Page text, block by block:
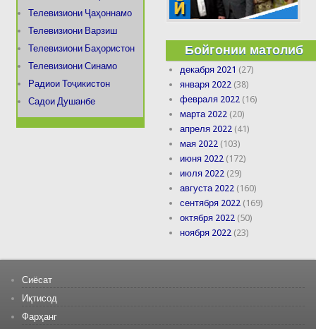
Телевизиони Ҷаҳоннамо
Телевизиони Варзиш
Телевизиони Баҳористон
Телевизиони Синамо
Радиои Тоҷикистон
Садои Душанбе
Бойгонии матолиб
декабря 2021 (27)
января 2022 (38)
февраля 2022 (16)
марта 2022 (20)
апреля 2022 (41)
мая 2022 (103)
июня 2022 (172)
июля 2022 (29)
августа 2022 (160)
сентября 2022 (169)
октября 2022 (50)
ноября 2022 (23)
Сиёсат
Иқтисод
Фарҳанг